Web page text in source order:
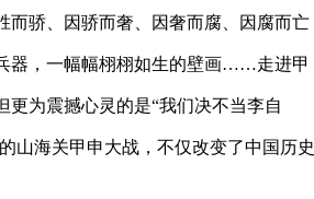
而骄、因骄而奢、因奢而腐、因腐而亡
器，一幅幅栩栩如生的壁画……走进甲
更为震撼心灵的是“我们决不当李自
山海关甲申大战，不仅改变了中国历史